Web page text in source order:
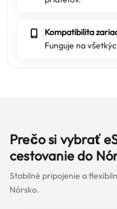
Kompatibilita
Funguje na
Prečo si vybrať
cestovanie do
Stabilné pripojenie a
Nórsko.